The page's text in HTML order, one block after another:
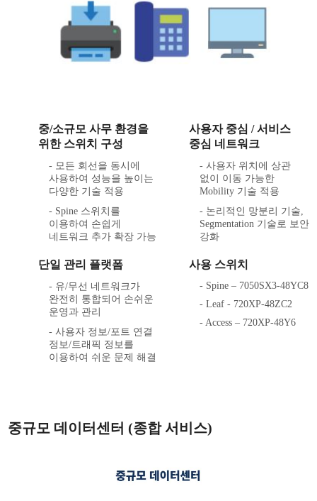
중/소규모 사무 환경을
위한 스위치 구성
- 모든 회선을 동시에
사용하여 성능을 높이는
다양한 기술 적용
- Spine 스위치를
이용하여 손쉽게
네트워크 추가 확장 가능
사용자 중심 / 서비스
중심 네트워크
- 사용자 위치에 상관
없이 이동 가능한
Mobility 기술 적용
- 논리적인 망분리 기술,
Segmentation 기술로 보안
강화
단일 관리 플랫폼
- 유/무선 네트워크가
완전히 통합되어 손쉬운
운영과 관리
- 사용자 정보/포트 연결
정보/트래픽 정보를
이용하여 쉬운 문제 해결
사용 스위치
- Spine ‒ 7050SX3-48YC8
- Leaf - 720XP-48ZC2
- Access ‒ 720XP-48Y6
중규모 데이터센터 (종합 서비스)